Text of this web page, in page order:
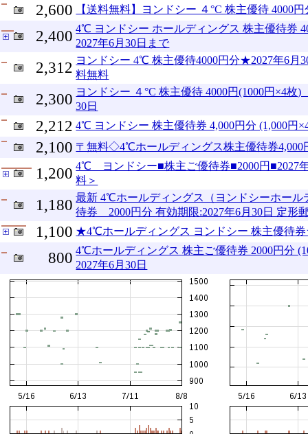
2,600 【送料無料】ヨンドシー ４°C 株主優待 4000
2,400 4℃ ヨンドシー ホールディングス 株主優待券
2027年6月30日まで
2,312 ヨンドシー 4℃ 株主優待4000円分★2027年6月
料無料
2,300 ヨンドシー ４°C 株主優待 4000円(1000円×4
30日
2,212 4℃ ヨンドシー 株主優待券 4,000円分 (1,000円
2,100 〒無料◇4℃ホールディングス株主優待券
1,200 4℃ ヨンドシー■株主ご優待券■2000円■2027
料＞
1,180 最新 4℃ホールディングス（ヨンドシーホー
待券 2000円分 有効期限:2027年6月30日 定形
1,100 ★4℃ホールディングス ヨンドシー 株主優待
800 4℃ホールディングス 株主ご優待券 2000円分
2027年6月30日